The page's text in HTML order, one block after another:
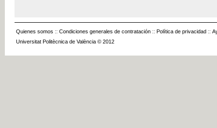
Quienes somos :: Condiciones generales de contratación :: Política de privacidad ::
Universitat Politècnica de València © 2012